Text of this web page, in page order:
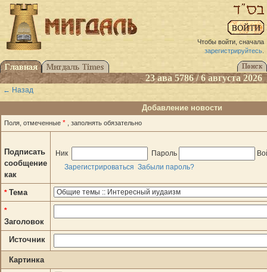
Чтобы войти, сначала
зарегистрируйтесь.
23 ава 5786 / 6 августа 2026
← Назад
Добавление новости
Поля, отмеченные * , заполнять обязательно
Подписать
сообщение
как
Ник Пароль
Зарегистрироваться Забыли пароль?
* Тема
*
Заголовок
Источник
Картинка